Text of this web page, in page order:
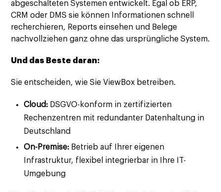
abgeschalteten Systemen entwickelt. Egal ob ERP,
CRM oder DMS sie können Informationen schnell
recherchieren, Reports einsehen und Belege
nachvollziehen ganz ohne das ursprüngliche System.
Und das Beste daran:
Sie entscheiden, wie Sie ViewBox betreiben.
Cloud: DSGVO-konform in zertifizierten
Rechenzentren mit redundanter Datenhaltung in
Deutschland
On-Premise: Betrieb auf Ihrer eigenen
Infrastruktur, flexibel integrierbar in Ihre IT-
Umgebung